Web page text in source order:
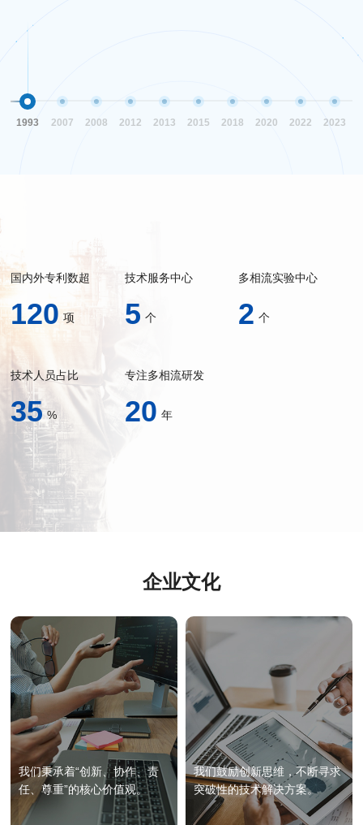
且公司总经理卢玖庆先生凭借卓越贡献，荣获“优秀发
公司被认定为乌鲁木齐市创新型试点企业，这进一步
量计）。这展现了公司在技术创新上的优秀表现和领
发、技术咨询，仪器仪表、工业自动控制系统装置、
1993 2007 2008 2012 2013 2015 2018 2020 2022 2023
国内外专利数超
120 项
技术服务中心
5 个
多相流实验中心
2 个
技术人员占比
35 %
专注多相流研发
20 年
企业文化
我们秉承着“创新、协作、责
任、尊重”的核心价值观。
我们鼓励创新思维，不断寻求
突破性的技术解决方案。